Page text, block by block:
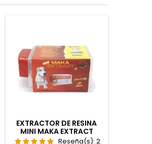
EXTRACTOR DE RESINA
MINI MAKA EXTRACT
AUTOMATICA
Reseña(s): 2